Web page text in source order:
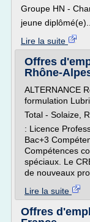
Groupe HN -
jeune diplômé(e)...
Lire la suite
Offres
Rhône-
ALTERNANCE
formulation
Total - Solaize,
: Licence
Bac+3
Compétences
spéciaux. Le
de nouveaux
Lire la suite
Offres